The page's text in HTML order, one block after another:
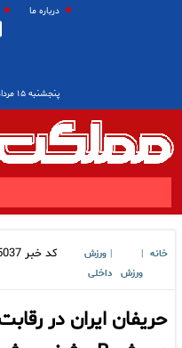
درباره ما
پنجشنبه ۱۵ مرداد ۱۴۰۵
خانه
ورزش
ورزش
داخلی
کد خبر
حریفان ایران در